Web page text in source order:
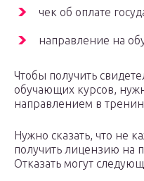
чек об оплате
направление на
Чтобы получить
обучающих курсов,
направлением в
Нужно сказать, что не
получить лицензию на
Отказать могут